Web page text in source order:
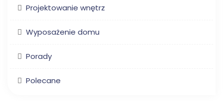
Projektowanie wnętrz
Wyposażenie domu
Porady
Polecane